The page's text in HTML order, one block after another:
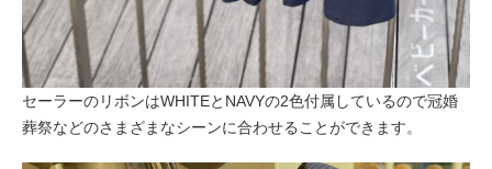
セーラーのリボンはWHITEとNAVYの2色付属しているので冠婚
葬祭などのさまざまなシーンに合わせることができます。